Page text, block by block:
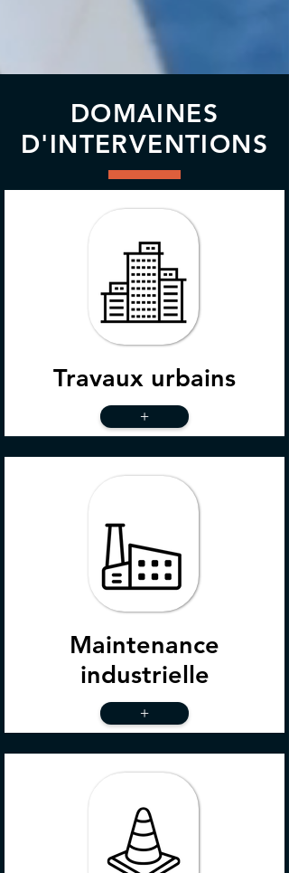
DOMAINES
D'INTERVENTIONS
Travaux urbains
+
Maintenance
industrielle
+